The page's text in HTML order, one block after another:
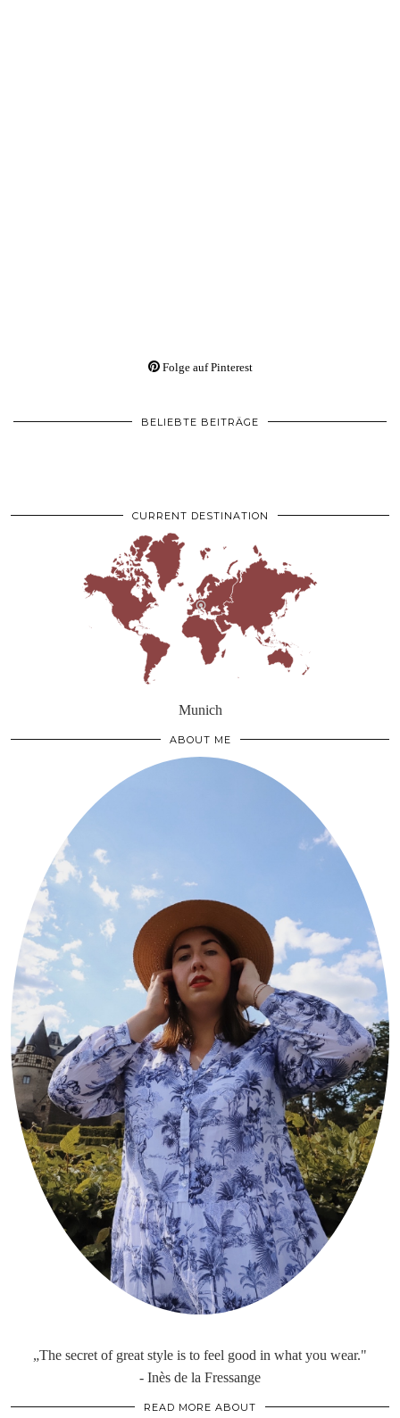
Folge auf Pinterest
BELIEBTE BEITRÄGE
CURRENT DESTINATION
Munich
ABOUT ME
„The secret of great style is to feel good in what you wear."
- Inès de la Fressange
READ MORE ABOUT